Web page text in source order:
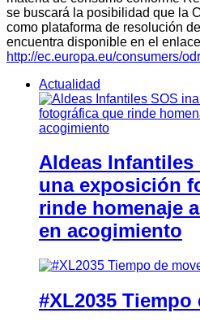
se buscará la posibilidad que la
como plataforma de resolución
encuentra disponible en el enlace
http://ec.europa.eu/consumers/
Actualidad
Aldeas Infantiles
una exposición
rinde homenaje
en acogimiento
#XL2035 Tiempo